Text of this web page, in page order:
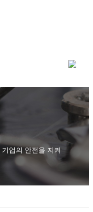
업의 안전을 지켜